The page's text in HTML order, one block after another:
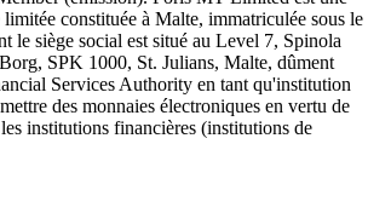
limitée constituée à Malte, immatriculée sous le
le siège social est situé au Level 7, Spinola
SPK 1000, St. Julians, Malte, dûment
Services Authority en tant qu'institution
des monnaies électroniques en vertu de
institutions financières (institutions de